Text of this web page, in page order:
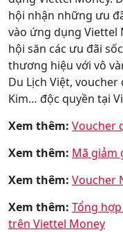
hội nhận những ưu
vào ứng dụng Viettel
hội săn các ưu đãi
thương hiệu với vô
Du Lịch Việt,
Kim… độc quyền tại
Xem thêm: Voucher
Xem thêm: Mã giảm
Xem thêm: Voucher
Xem thêm: Tổng
trên Viettel Money